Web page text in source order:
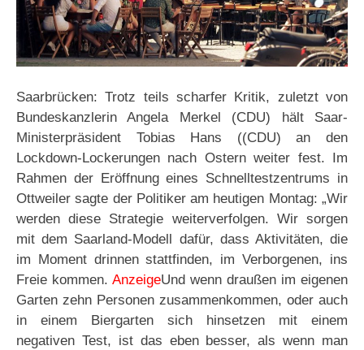
Saarbrücken: Trotz teils scharfer Kritik, zuletzt von
Bundeskanzlerin Angela Merkel (CDU) hält Saar-
Ministerpräsident Tobias Hans ((CDU) an den
Lockdown-Lockerungen nach Ostern weiter fest. Im
Rahmen der Eröffnung eines Schnelltestzentrums in
Ottweiler sagte der Politiker am heutigen Montag: „Wir
werden diese Strategie weiterverfolgen. Wir sorgen
mit dem Saarland-Modell dafür, dass Aktivitäten, die
im Moment drinnen stattfinden, im Verborgenen, ins
Freie kommen. AnzeigeUnd wenn draußen im eigenen
Garten zehn Personen zusammenkommen, oder auch
in einem Biergarten sich hinsetzen mit einem
negativen Test, ist das eben besser, als wenn man